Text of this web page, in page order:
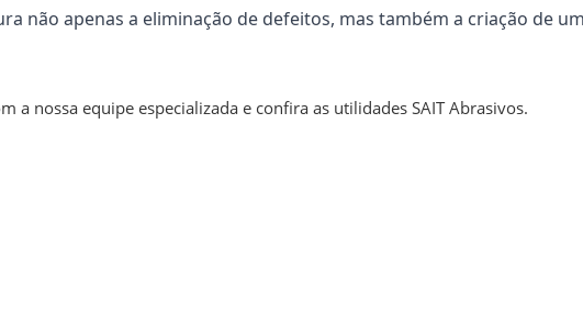
não apenas a eliminação de defeitos, mas também a criação de
a nossa equipe especializada e confira as utilidades SAIT Abrasivos.